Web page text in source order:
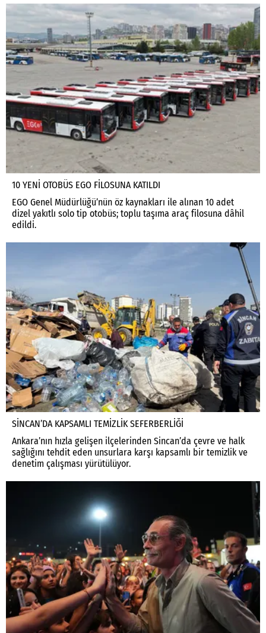
10 YENİ OTOBÜS EGO FİLOSUNA KATILDI
EGO Genel Müdürlüğü’nün öz kaynakları ile alınan 10 adet
dizel yakıtlı solo tip otobüs; toplu taşıma araç filosuna dâhil
edildi.
SİNCAN’DA KAPSAMLI TEMİZLİK SEFERBERLİĞİ
Ankara’nın hızla gelişen ilçelerinden Sincan’da çevre ve halk
sağlığını tehdit eden unsurlara karşı kapsamlı bir temizlik ve
denetim çalışması yürütülüyor.